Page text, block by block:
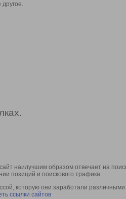
другое.
наилучшим образом отвечает на
позиций и поискового трафика.
которую они заработали
ссылки сайтов